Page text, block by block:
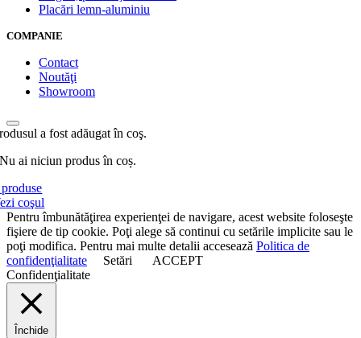
Placări lemn-aluminiu
COMPANIE
Contact
Noutăţi
Showroom
a fost adăugat în coş.
Nu ai niciun produs în coș.
coşul
Pentru îmbunătăţirea experienţei de navigare, acest website foloseşte
fişiere de tip cookie. Poţi alege să continui cu setările implicite sau le
poţi modifica. Pentru mai multe detalii accesează Politica de
confidenţialitate
Setări
ACCEPT
Confidenţialitate
Închide